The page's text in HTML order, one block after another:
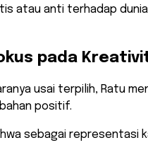
atau anti terhadap
pada
usai terpilih, Ratu
positif.
sebagai representasi